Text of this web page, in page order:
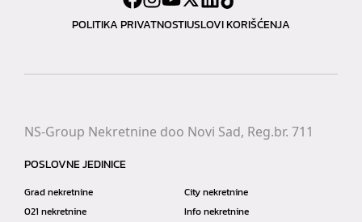
POLITIKA PRIVATNOSTIUSLOVI KORIŠĆENJA
NS-Group Nekretnine doo Novi Sad, Reg.br. 711
POSLOVNE JEDINICE
Grad nekretnine
City nekretnine
021 nekretnine
Info nekretnine